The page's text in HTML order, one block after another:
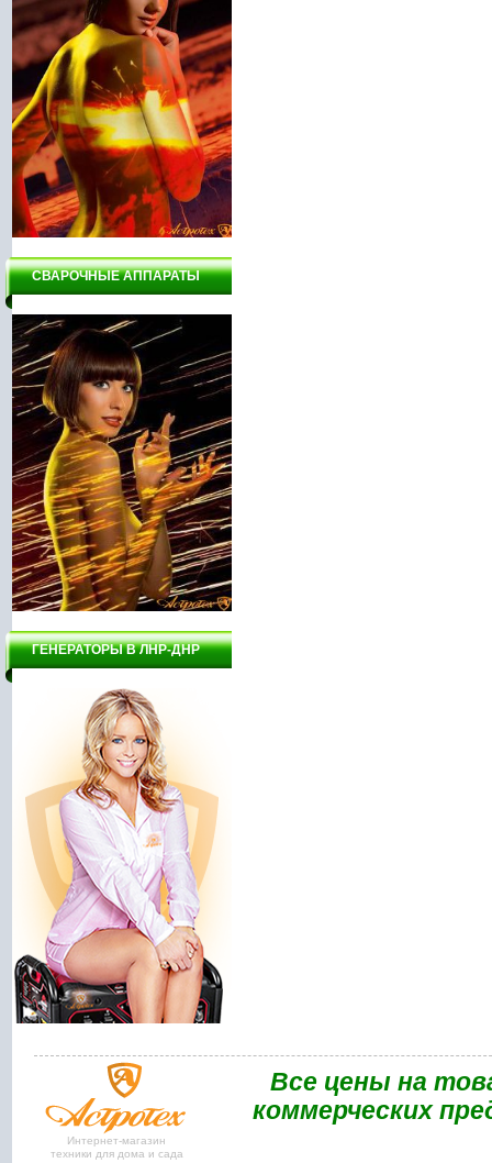
СВАРОЧНЫЕ АППАРАТЫ
ГЕНЕРАТОРЫ В ЛНР-ДНР
Интернет-магазин
техники для дома и сада
Bce цены на
коммерческих